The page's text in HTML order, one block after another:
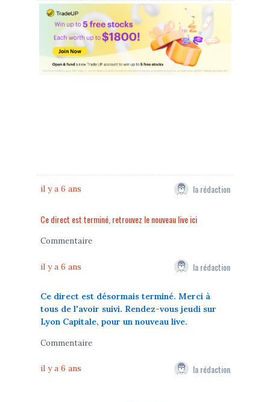
il y a 6 ans la rédaction
Ce direct est terminé, retrouvez le nouveau live ici
Commentaire
il y a 6 ans la rédaction
Ce direct est désormais terminé. Merci à
tous de l'avoir suivi. Rendez-vous jeudi sur
Lyon Capitale, pour un nouveau live.
Commentaire
il y a 6 ans la rédaction